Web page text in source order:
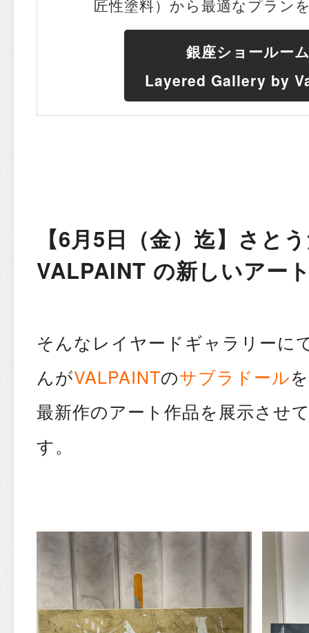
匠性塗料）から最適なプラン
銀座ショールー
Layered Gallery by
【6月5日（金）迄】さと
VALPAINT の新しいアー
そんなレイヤードギャラリーに
んがVALPAINTのサブラドール
最新作のアート作品を展示させ
す。